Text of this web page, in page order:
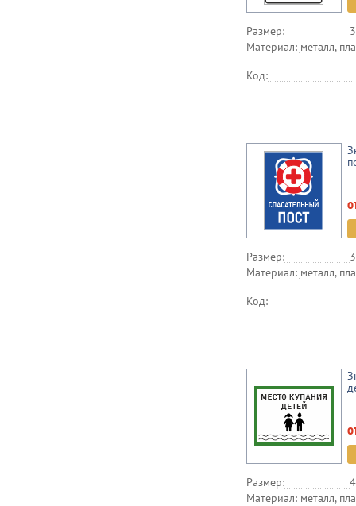
Размер:
Материал: металл,
Код:
Размер:
Материал: металл,
Код:
Размер:
Материал: металл,